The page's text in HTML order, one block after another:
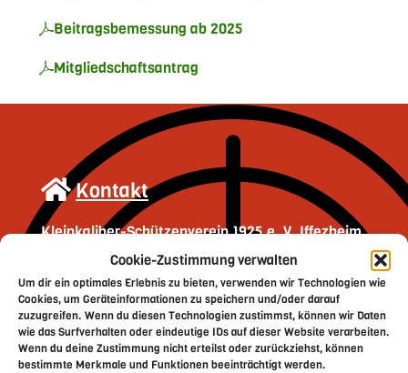
Cookie-Zustimmung verwalten
Um dir ein optimales Erlebnis zu bieten, verwenden wir Technologien wie
Cookies, um Geräteinformationen zu speichern und/oder darauf
zuzugreifen. Wenn du diesen Technologien zustimmst, können wir Daten
wie das Surfverhalten oder eindeutige IDs auf dieser Website verarbeiten.
Wenn du deine Zustimmung nicht erteilst oder zurückziehst, können
bestimmte Merkmale und Funktionen beeinträchtigt werden.
Beitragsbemessung ab 2025
Mitgliedschaftsantrag
Kontakt
Kleinkaliber-Schützenverein 1925 e. V. Iffezheim
1. Vorsitzender
Christoph Neher
Severin-Schäfer-Strasse 7
76473 Iffezheim